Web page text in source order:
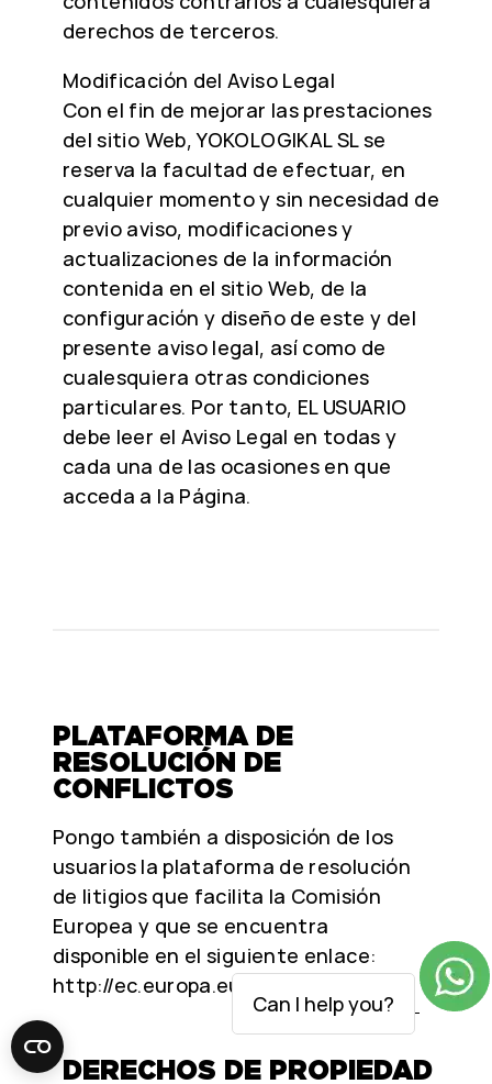
derechos de terceros.
Modificación del Aviso Legal
Con el fin de mejorar las prestaciones
del sitio Web, YOKOLOGIKAL SL se
reserva la facultad de efectuar, en
cualquier momento y sin necesidad de
previo aviso, modificaciones y
actualizaciones de la información
contenida en el sitio Web, de la
configuración y diseño de este y del
presente aviso legal, así como de
cualesquiera otras condiciones
particulares. Por tanto, EL USUARIO
debe leer el Aviso Legal en todas y
cada una de las ocasiones en que
acceda a la Página.
PLATAFORMA DE
RESOLUCIÓN DE
CONFLICTOS
Pongo también a disposición de los
usuarios la plataforma de resolución
de litigios que facilita la Comisión
Europea y que se encuentra
disponible en el siguiente enlace:
http://ec.europa.eu/consumers/odr/
DERECHOS DE PROPIEDAD
Can I help you?